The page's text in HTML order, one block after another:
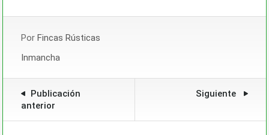
Por Fincas Rústicas
Inmancha
Publicación
anterior
Siguiente